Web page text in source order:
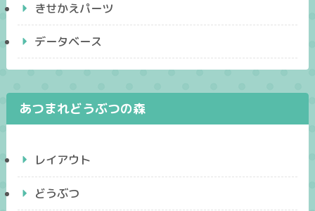
きせかえパーツ
データベース
あつまれどうぶつの森
レイアウト
どうぶつ